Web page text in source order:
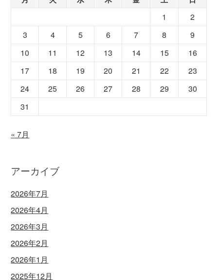
1
2
3
4 5 6 7 8
9
10
11 12 13 14 15
16
17
18 19 20 21 22
23
24
25 26 27 28 29
30
31
« 7月
アーカイブ
2026年7月
2026年4月
2026年3月
2026年2月
2026年1月
2025年12月